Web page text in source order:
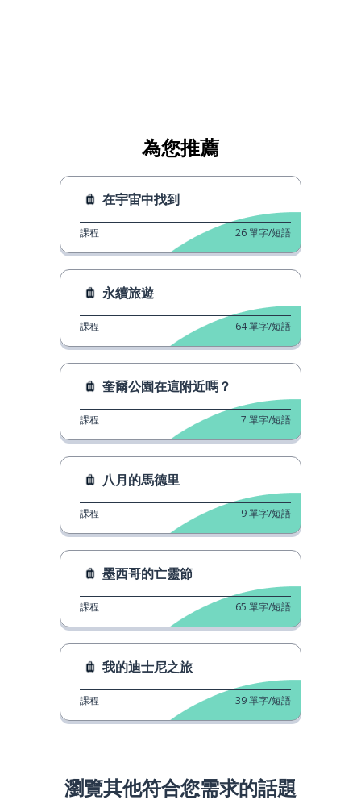
為您推薦
在宇宙中找到
課程 26單字/短語
永續旅遊
課程 64單字/短語
奎爾公園在這附近嗎？
課程 7 單字/短語
八月的馬德里
課程 9單字/短語
墨西哥的亡靈節
課程 65 單字/短語
我的迪士尼之旅
課程 39單字/短語
瀏覽其他符合您需求的話題